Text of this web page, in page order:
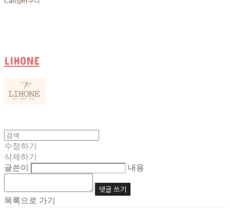
LIHONE
수정하기
삭제하기
글쓴이
내용
댓글 쓰기
목록으로 가기